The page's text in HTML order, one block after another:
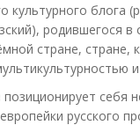
культурного блога
родившегося в
стране, стране,
себя
русского